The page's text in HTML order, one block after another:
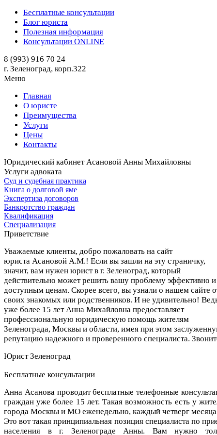
Бесплатные консультации
Блог юриста
Полезная информация
Консультации ONLINE
8 (993) 916 70 24
г. Зеленоград, корп.322
Меню
Главная
О юристе
Преимущества
Услуги
Цены
Контакты
Юридический кабинет Асановой Анны Михайловны
Услуги адвоката
Суд и судебная практика
Книга о долговой яме
Экспертиза договоров
Банкротство граждан
Квалификация
Специализация
Приветствие
Уважаемые клиенты, добро пожаловать на сайт
юриста Асановой А.М.! Если вы зашли на эту страничку,
значит, вам нужен юриств г. Зеленоград, который
действительно может решить вашу проблему эффективно
доступным ценам. Скорее всего, вы узнали о нашем сайте
своих знакомых или родственников. И не удивительно!
уже более 15 лет Анна Михайловна предоставляет
профессиональную юридическую помощь жителям
Зеленограда, Москвы и области, имея при этом
репутацию надежного и проверенного специалиста.
Юрист Зеленоград
Бесплатные консультации
Анна Асанова проводит бесплатные телефонные
граждан уже более 15 лет. Такая возможность есть у
города Москвы и МО еженедельно, каждый четверг
Это вот такая принципиальная позиция специалиста по
населения в г. Зеленограде Анны. Вам нужно